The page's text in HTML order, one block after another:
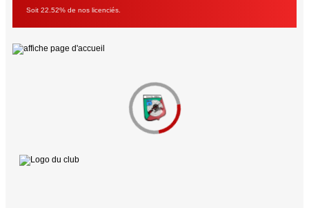
Soit 22.52% de nos licenciés.